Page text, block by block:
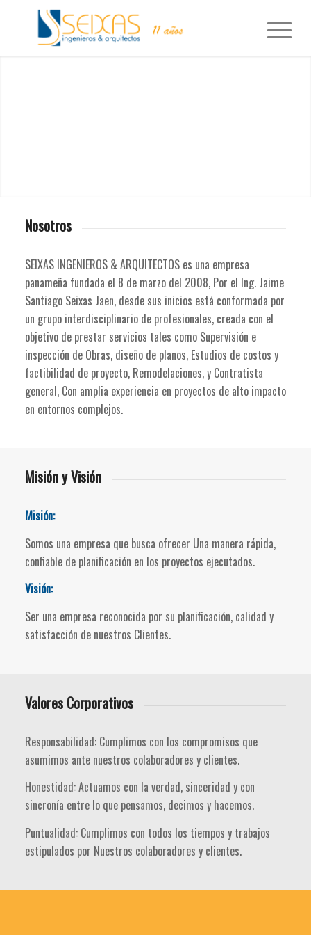
Nosotros
SEIXAS INGENIEROS & ARQUITECTOS es una empresa
panameña fundada el 8 de marzo del 2008, Por el Ing. Jaime
Santiago Seixas Jaen, desde sus inicios está conformada por
un grupo interdisciplinario de profesionales, creada con el
objetivo de prestar servicios tales como Supervisión e
inspección de Obras, diseño de planos, Estudios de costos y
factibilidad de proyecto, Remodelaciones, y Contratista
general, Con amplia experiencia en proyectos de alto impacto
en entornos complejos.
Misión y Visión
Misión:
Somos una empresa que busca ofrecer Una manera rápida,
confiable de planificación en los proyectos ejecutados.
Visión:
Ser una empresa reconocida por su planificación, calidad y
satisfacción de nuestros Clientes.
Valores Corporativos
Responsabilidad: Cumplimos con los compromisos que
asumimos ante nuestros colaboradores y clientes.
Honestidad: Actuamos con la verdad, sinceridad y con
sincronía entre lo que pensamos, decimos y hacemos.
Puntualidad: Cumplimos con todos los tiempos y trabajos
estipulados por Nuestros colaboradores y clientes.